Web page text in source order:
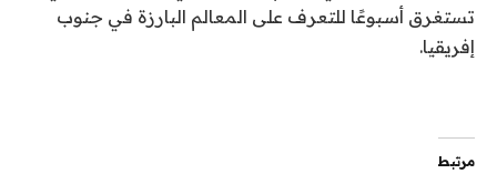
تستغرق أسبوعًا للتعرف على المعالم البارزة في جنوب
إفريقيا.
مرتبط